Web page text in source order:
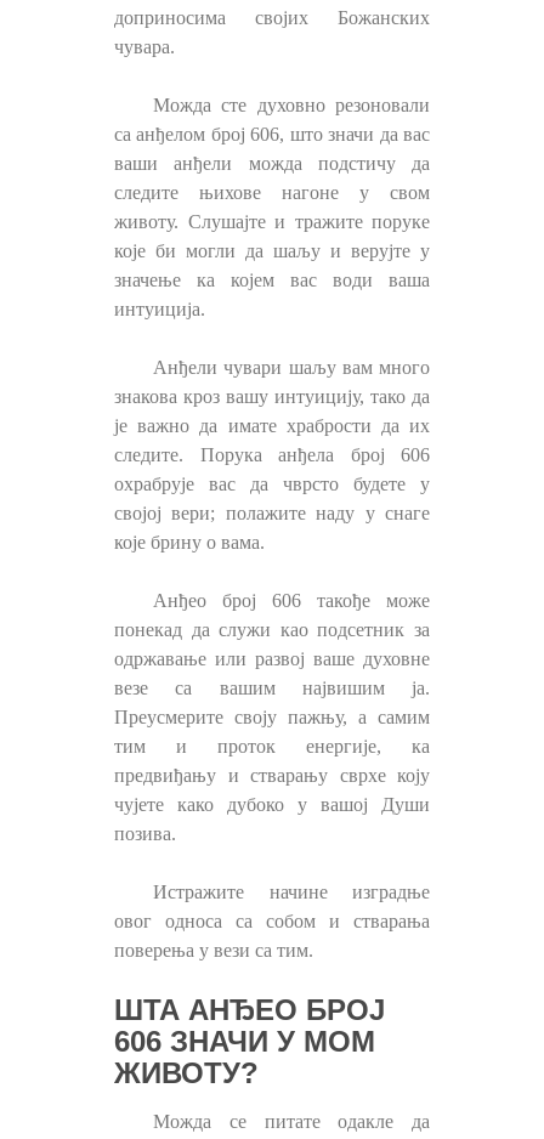
доприносима својих Божанских
чувара.
Можда сте духовно резоновали
са анђелом број 606, што значи да вас
ваши анђели можда подстичу да
следите њихове нагоне у свом
животу. Слушајте и тражите поруке
које би могли да шаљу и верујте у
значење ка којем вас води ваша
интуиција.
Анђели чувари шаљу вам много
знакова кроз вашу интуицију, тако да
је важно да имате храбрости да их
следите. Порука анђела број 606
охрабрује вас да чврсто будете у
својој вери; полажите наду у снаге
које брину о вама.
Анђео број 606 такође може
понекад да служи као подсетник за
одржавање или развој ваше духовне
везе са вашим највишим ја.
Преусмерите своју пажњу, а самим
тим и проток енергије, ка
предвиђању и стварању сврхе коју
чујете како дубоко у вашој Души
позива.
Истражите начине изградње
овог односа са собом и стварања
поверења у вези са тим.
ШТА АНЂЕО БРОЈ
606 ЗНАЧИ У МОМ
ЖИВОТУ?
Можда се питате одакле да